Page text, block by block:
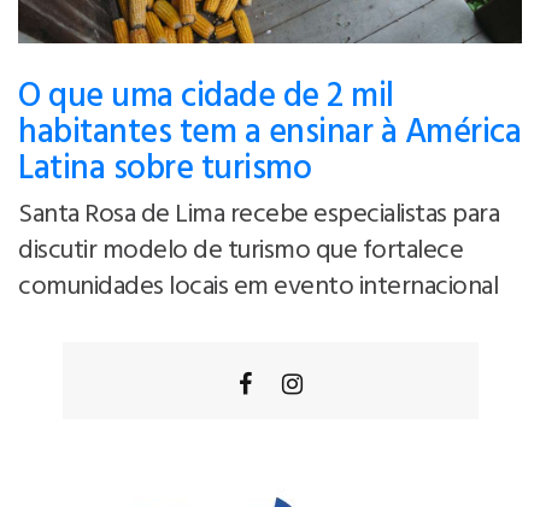
O que uma cidade de 2 mil
habitantes tem a ensinar à América
Latina sobre turismo
Santa Rosa de Lima recebe especialistas para
discutir modelo de turismo que fortalece
comunidades locais em evento internacional